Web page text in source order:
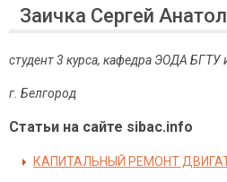
Заичка Сергей
студент 3 курса, кафедра ЭОДА
г. Белгород
Статьи на сайте sibac.info
КАПИТАЛЬНЫЙ РЕМОНТ